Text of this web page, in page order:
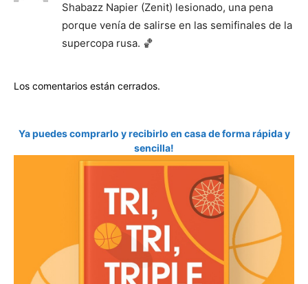
Shabazz Napier (Zenit) lesionado, una pena
porque venía de salirse en las semifinales de la
supercopa rusa. 🏀
Los comentarios están cerrados.
Ya puedes comprarlo y recibirlo en casa de forma rápida y
sencilla!